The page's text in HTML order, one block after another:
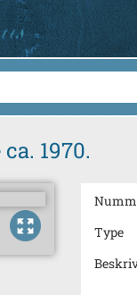
1970.
Type